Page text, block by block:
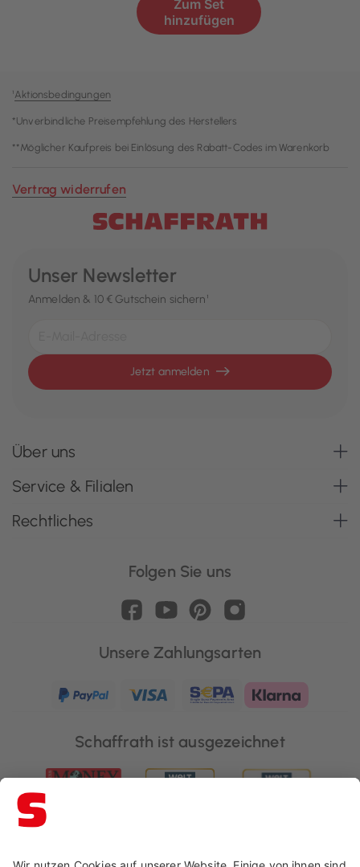
¹Aktionsbedingungen
*Unverbindliche Preisempfehlung des Herstellers
**Möglicher Kaufpreis bei Einlösung des Rabatt-Codes im Warenkorb
Vertrag widerrufen
Unser Newsletter
Anmelden & 10 € Gutschein sichern¹
Jetzt anmelden
Über uns
Service & Filialen
Rechtliches
Folgen Sie uns
Unsere Zahlungsarten
Schaffrath ist ausgezeichnet